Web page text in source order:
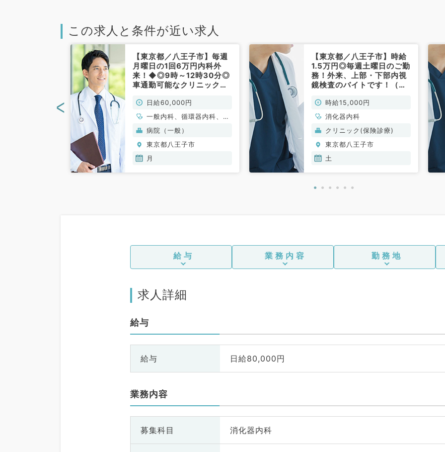
この求人と条件が近い求人
【東京都／八王子市】毎週
月曜日の1回6万円内科外
来！◆◎9時～12時30分◎
車通勤可能なクリニックで
日給60,000円
一般内科、循環器内科、呼
吸器内科、消化器内科、腎
臓内科、老年内科、血液内
科
病院（一般）
東京都八王子市
月
【東京都／八王子市】時給
1.5万円◎毎週土曜日のご勤
務！外来、上部・下部内視
鏡検査のバイトです！（消
時給15,000円
消化器内科
クリニック(保険診療)
東京都八王子市
土
<
給与 業務内容 勤務地
求人詳細
給与
給与 日給80,000円
業務内容
募集科目 消化器内科